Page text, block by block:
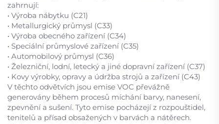
zahrnují:
• Výroba nábytku (C21)
• Metallurgický průmysl (C33)
• Výroba obecného zařízení (C34)
• Speciální průmyslové zařízení (C35)
• Automobilový průmysl (C36)
• Železniční, lodní, letecký a jiné dopravní zařízení (C37)
• Kovy výrobky, opravy a údržba strojů a zařízení (C43)
V těchto odvětvích jsou emise VOC převážně
generovány během procesů míchání barvy, nanesení,
zpevnění a sušení. Tyto emise pocházejí z rozpouštidel,
tenitelů a přísad obsažených v barvách a nátěrech.